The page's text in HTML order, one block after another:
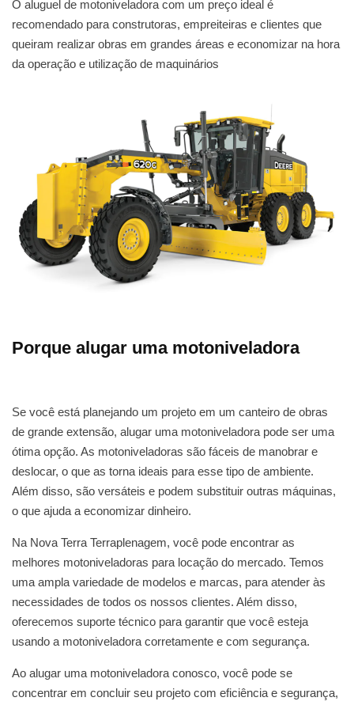
O aluguel de motoniveladora com um preço ideal é
recomendado para construtoras, empreiteiras e clientes que
queiram realizar obras em grandes áreas e economizar na hora
da operação e utilização de maquinários
Porque alugar uma motoniveladora
Se você está planejando um projeto em um canteiro de obras
de grande extensão, alugar uma motoniveladora pode ser uma
ótima opção. As motoniveladoras são fáceis de manobrar e
deslocar, o que as torna ideais para esse tipo de ambiente.
Além disso, são versáteis e podem substituir outras máquinas,
o que ajuda a economizar dinheiro.
Na Nova Terra Terraplenagem, você pode encontrar as
melhores motoniveladoras para locação do mercado. Temos
uma ampla variedade de modelos e marcas, para atender às
necessidades de todos os nossos clientes. Além disso,
oferecemos suporte técnico para garantir que você esteja
usando a motoniveladora corretamente e com segurança.
Ao alugar uma motoniveladora conosco, você pode se
concentrar em concluir seu projeto com eficiência e segurança,